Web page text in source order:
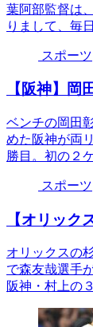
葉阿部監督は
りまして、毎
スポーツ
【阪神】
ベンチの岡田
めた阪神が両
勝目。初の２
スポーツ
【オリッ
オリックスの
で森友哉選手
阪神・村上の